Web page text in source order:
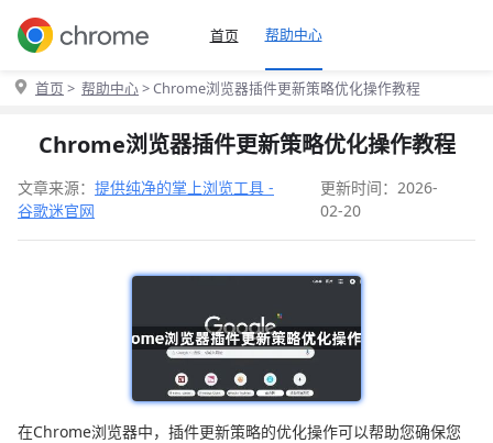
首页 帮助中心
首页 > 帮助中心> Chrome浏览器插件更新策略优化操作教程
Chrome浏览器插件更新策略优化操作教程
文章来源： 提供纯净的掌上浏览工具 -
谷歌迷官网
更新时间：2026-
02-20
在Chrome浏览器中，插件更新策略的优化操作可以帮助您确保您